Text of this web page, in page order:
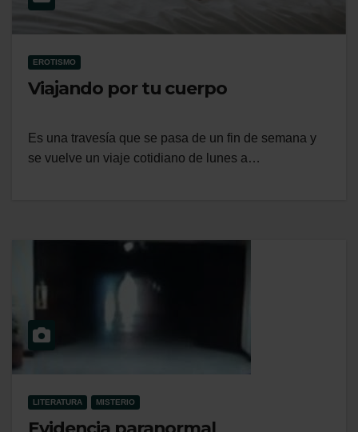
EROTISMO
Viajando por tu cuerpo
Es una travesía que se pasa de un fin de semana y
se vuelve un viaje cotidiano de lunes a…
LITERATURA MISTERIO